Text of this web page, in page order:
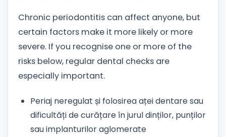
Chronic periodontitis can affect anyone, but
certain factors make it more likely or more
severe. If you recognise one or more of the
risks below, regular dental checks are
especially important.
Periaj neregulat și folosirea aței dentare sau
dificultăți de curățare în jurul dinților, punților
sau implanturilor aglomerate